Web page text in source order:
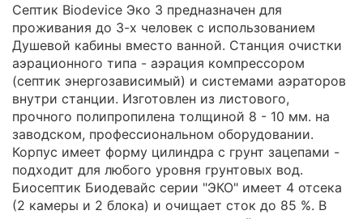
Септик Biodevice Эко 3 предназначен для
проживания до 3-х человек с использованием
Душевой кабины вместо ванной. Станция очистки
аэрационного типа - аэрация компрессором
(септик энергозависимый) и системами аэраторов
внутри станции. Изготовлен из листового,
прочного полипропилена толщиной 8 - 10 мм. на
заводском, профессиональном оборудовании.
Корпус имеет форму цилиндра с грунт зацепами -
подходит для любого уровня грунтовых вод.
Биосептик Биодевайс серии "ЭКО" имеет 4 отсека
(2 камеры и 2 блока) и очищает сток до 85 %. В